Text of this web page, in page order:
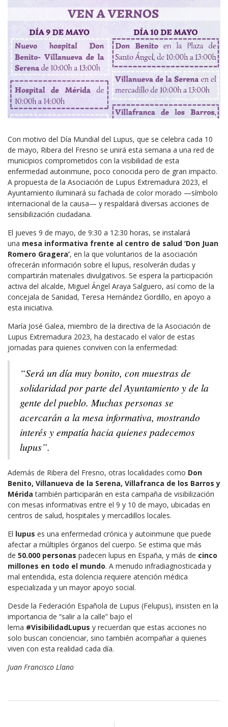
Con motivo del Día Mundial del Lupus, que se celebra cada 10
de mayo, Ribera del Fresno se unirá esta semana a una red de
municipios comprometidos con la visibilidad de esta
enfermedad autoinmune, poco conocida pero de gran impacto.
A propuesta de la Asociación de Lupus Extremadura 2023, el
Ayuntamiento iluminará su fachada de color morado —símbolo
internacional de la causa— y respaldará diversas acciones de
sensibilización ciudadana.
El jueves 9 de mayo, de 9:30 a 12:30 horas, se instalará
una mesa informativa frente al centro de salud ‘Don Juan
Romero Gragera’, en la que voluntarios de la asociación
ofrecerán información sobre el lupus, resolverán dudas y
compartirán materiales divulgativos. Se espera la participación
activa del alcalde, Miguel Ángel Araya Salguero, así como de la
concejala de Sanidad, Teresa Hernández Gordillo, en apoyo a
esta iniciativa.
María José Galea, miembro de la directiva de la Asociación de
Lupus Extremadura 2023, ha destacado el valor de estas
jornadas para quienes conviven con la enfermedad:
“Será un día muy bonito, con muestras de
solidaridad por parte del Ayuntamiento y de la
gente del pueblo. Muchas personas se
acercarán a la mesa informativa, mostrando
interés y empatía hacia quienes padecemos
lupus”.
Además de Ribera del Fresno, otras localidades como Don
Benito, Villanueva de la Serena, Villafranca de los Barros y
Mérida también participarán en esta campaña de visibilización
con mesas informativas entre el 9 y 10 de mayo, ubicadas en
centros de salud, hospitales y mercadillos locales.
El lupus es una enfermedad crónica y autoinmune que puede
afectar a múltiples órganos del cuerpo. Se estima que más
de 50.000 personas padecen lupus en España, y más de cinco
millones en todo el mundo. A menudo infradiagnosticada y
mal entendida, esta dolencia requiere atención médica
especializada y un mayor apoyo social.
Desde la Federación Española de Lupus (Felupus), insisten en la
importancia de “salir a la calle” bajo el
lema #VisibilidadLupus y recuerdan que estas acciones no
solo buscan concienciar, sino también acompañar a quienes
viven con esta realidad cada día.
Juan Francisco Llano